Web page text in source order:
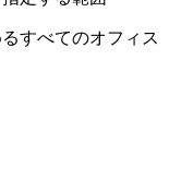
すべてのオフィス